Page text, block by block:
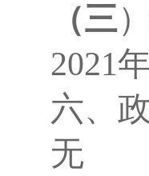
（三
2021
六、
无